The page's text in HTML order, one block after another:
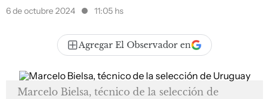
6 de octubre 2024 11:05 hs
Agregar El Observador en
Marcelo Bielsa, técnico de la selección de